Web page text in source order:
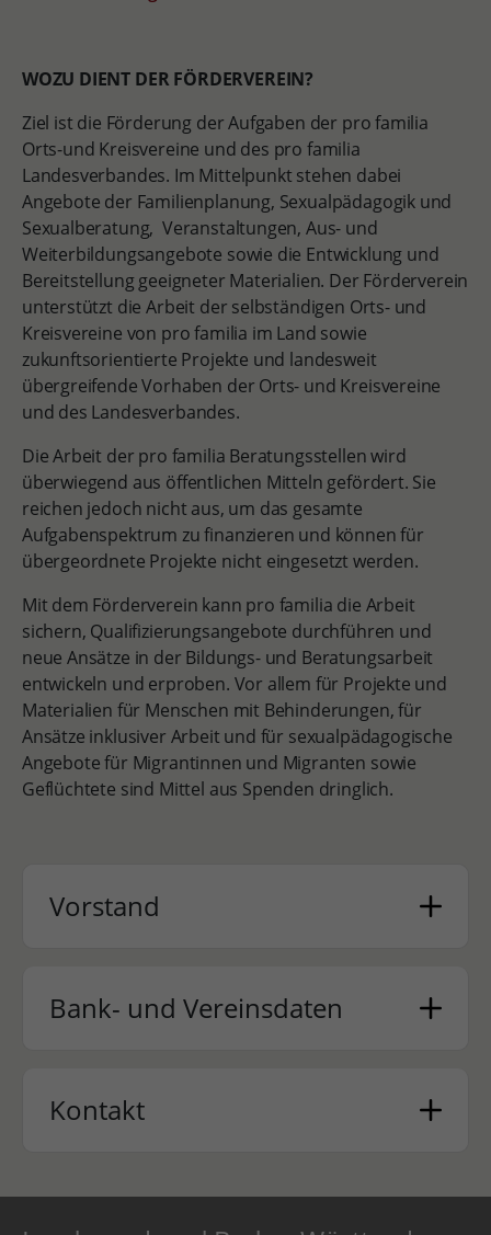
WOZU DIENT DER FÖRDERVEREIN?
Ziel ist die Förderung der Aufgaben der pro familia
Orts-und Kreisvereine und des pro familia
Landesverbandes. Im Mittelpunkt stehen dabei
Angebote der Familienplanung, Sexualpädagogik und
Sexualberatung, Veranstaltungen, Aus- und
Weiterbildungsangebote sowie die Entwicklung und
Bereitstellung geeigneter Materialien. Der Förderverein
unterstützt die Arbeit der selbständigen Orts- und
Kreisvereine von pro familia im Land sowie
zukunftsorientierte Projekte und landesweit
übergreifende Vorhaben der Orts- und Kreisvereine
und des Landesverbandes.
Die Arbeit der pro familia Beratungsstellen wird
überwiegend aus öffentlichen Mitteln gefördert. Sie
reichen jedoch nicht aus, um das gesamte
Aufgabenspektrum zu finanzieren und können für
übergeordnete Projekte nicht eingesetzt werden.
Mit dem Förderverein kann pro familia die Arbeit
sichern, Qualifizierungsangebote durchführen und
neue Ansätze in der Bildungs- und Beratungsarbeit
entwickeln und erproben. Vor allem für Projekte und
Materialien für Menschen mit Behinderungen, für
Ansätze inklusiver Arbeit und für sexualpädagogische
Angebote für Migrantinnen und Migranten sowie
Geflüchtete sind Mittel aus Spenden dringlich.
Vorstand
Bank- und Vereinsdaten
Kontakt